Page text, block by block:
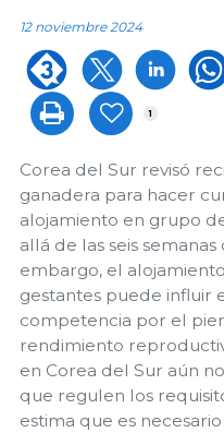
12 noviembre 2024
1
Corea del Sur revisó
ganadera para hacer
alojamiento en grupo
allá de las seis
embargo, el
gestantes puede influir
competencia por el
rendimiento
en Corea del Sur aún
que regulen los
estima que es